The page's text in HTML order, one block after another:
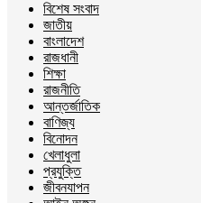
বিশেষ সংবাদ
জাতীয়
বাংলাদেশ
রাজধানী
শিক্ষা
রাজনীতি
আন্তর্জাতিক
বাণিজ্য
বিনোদন
খেলাধুলা
প্রযুক্তি
জীবনযাপন